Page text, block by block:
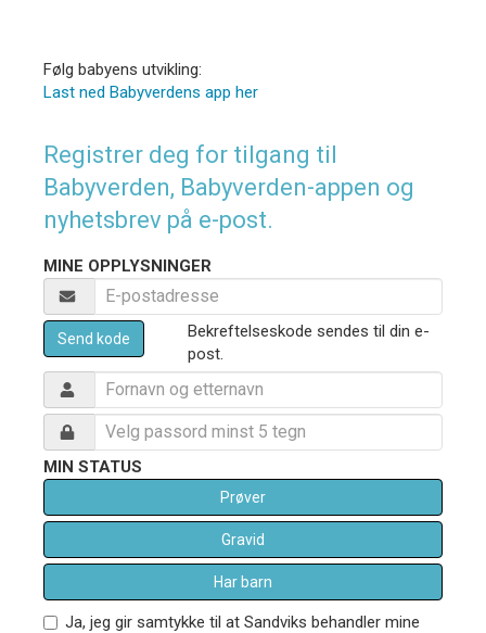
Følg babyens utvikling:
Last ned Babyverdens app her
Registrer deg for tilgang til
Babyverden, Babyverden-appen og
nyhetsbrev på e-post.
MINE OPPLYSNINGER
Send kode
Bekreftelseskode sendes til din e-
post.
MIN STATUS
Prøver
Gravid
Har barn
Ja, jeg gir samtykke til at Sandviks behandler mine